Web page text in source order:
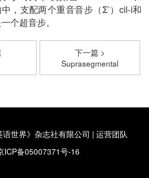
，支配两个重音音步（Σ’）cil-i和
个超音步。
下一篇 >
Suprasegmental
世界》杂志社有限公司 | 运营团队
ICP备05007371号-16